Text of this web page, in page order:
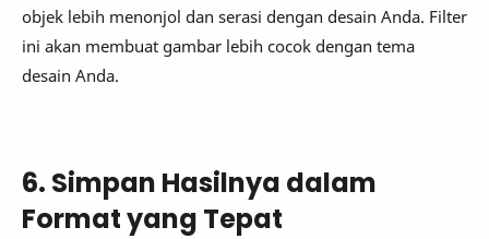
objek lebih menonjol dan serasi dengan desain Anda. Filter
ini akan membuat gambar lebih cocok dengan tema
desain Anda.
6. Simpan Hasilnya dalam
Format yang Tepat